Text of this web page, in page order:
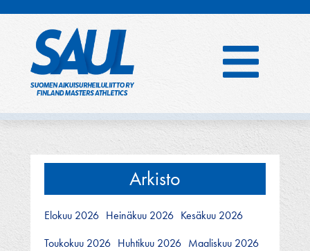
Arkisto
Elokuu 2026 Heinäkuu 2026 Kesäkuu 2026
Toukokuu 2026 Huhtikuu 2026 Maaliskuu 2026